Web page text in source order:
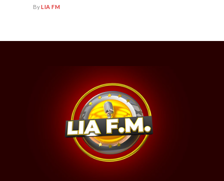
ByLIA FM